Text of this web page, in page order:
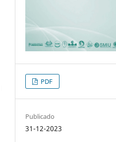
PDF
Publicado
31-12-2023